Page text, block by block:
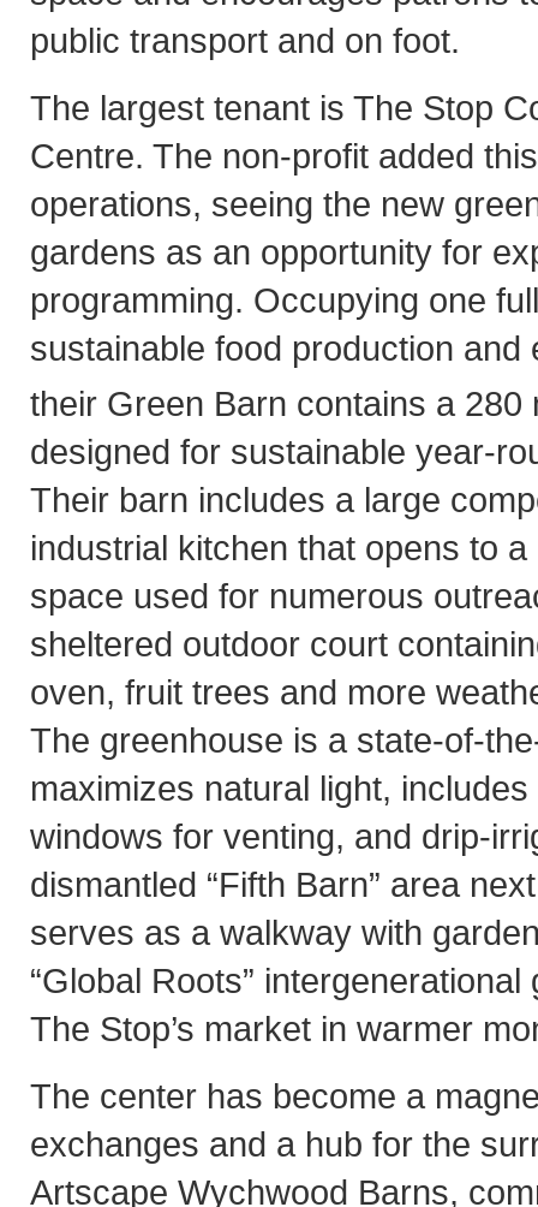
public transport and on foot.
The largest tenant is The Stop
Centre. The non-profit added
operations, seeing the new
gardens as an opportunity for
programming. Occupying one
sustainable food production and
their Green Barn contains a 280
designed for sustainable year-
Their barn includes a large
industrial kitchen that opens to
space used for numerous
sheltered outdoor court
oven, fruit trees and more
The greenhouse is a state-of-
maximizes natural light,
windows for venting, and drip-
dismantled “Fifth Barn” area
serves as a walkway with
“Global Roots”
The Stop’s market in warmer
The center has become a
exchanges and a hub for the
Artscape Wychwood Barns,